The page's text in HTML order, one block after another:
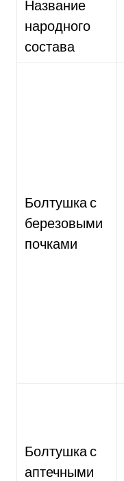
Название
народного
состава
Болтушка с
березовыми
почками
Болтушка с
аптечными